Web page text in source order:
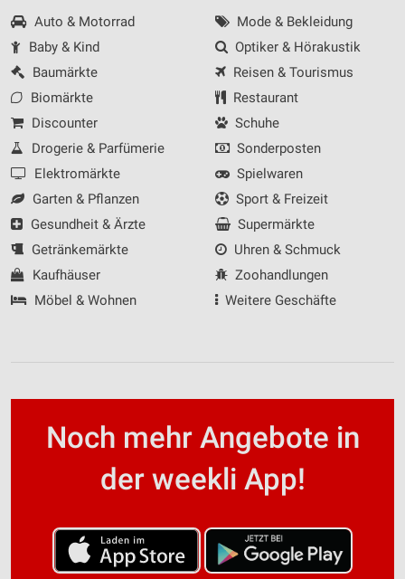
Auto & Motorrad
Baby & Kind
Baumärkte
Biomärkte
Discounter
Drogerie & Parfümerie
Elektromärkte
Garten & Pflanzen
Gesundheit & Ärzte
Getränkemärkte
Kaufhäuser
Möbel & Wohnen
Mode & Bekleidung
Optiker & Hörakustik
Reisen & Tourismus
Restaurant
Schuhe
Sonderposten
Spielwaren
Sport & Freizeit
Supermärkte
Uhren & Schmuck
Zoohandlungen
Weitere Geschäfte
Noch mehr Angebote in
der weekli App!